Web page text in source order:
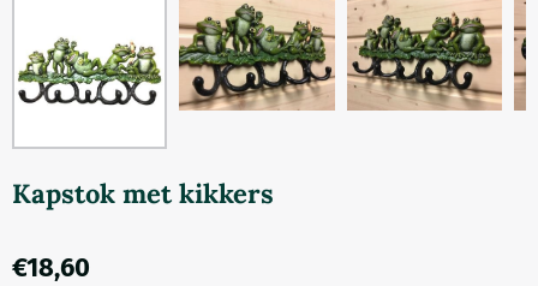
Kapstok met kikkers
€18,60